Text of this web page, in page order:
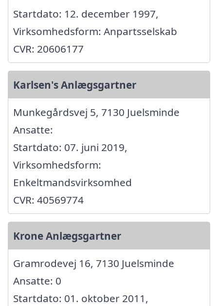
Startdato: 12. december 1997,
Virksomhedsform: Anpartsselskab
CVR: 20606177
Karlsen's Anlægsgartner
Munkegårdsvej 5, 7130 Juelsminde
Ansatte:
Startdato: 07. juni 2019,
Virksomhedsform:
Enkeltmandsvirksomhed
CVR: 40569774
Krone Anlægsgartner
Gramrodevej 16, 7130 Juelsminde
Ansatte: 0
Startdato: 01. oktober 2011,